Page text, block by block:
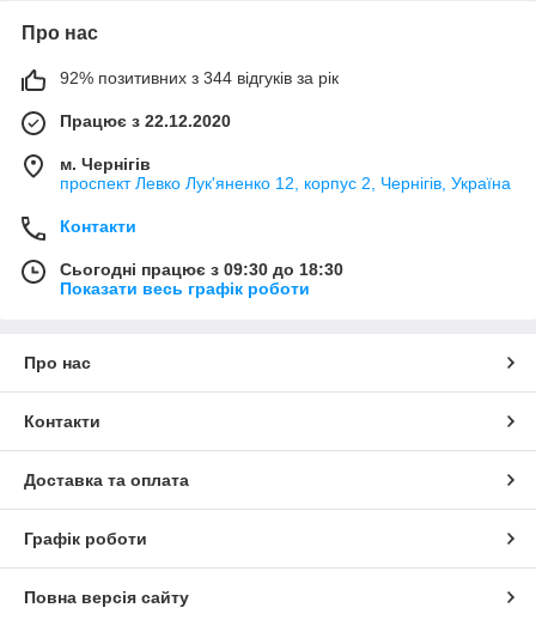
Про нас
92% позитивних з 344 відгуків за рік
Працює з 22.12.2020
м. Чернігів
проспект Левко Лук'яненко 12, корпус 2, Чернігів, Україна
Контакти
Сьогодні працює з 09:30 до 18:30
Показати весь графік роботи
Про нас
Контакти
Доставка та оплата
Графік роботи
Повна версія сайту